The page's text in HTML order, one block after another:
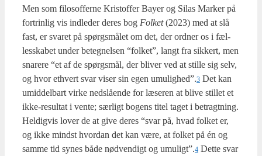
Men som filo­sof­fer­ne Kri­stof­fer Bay­er og Silas Mar­ker på
for­trin­lig vis ind­le­der deres bog Fol­ket(2023) med at slå
fast, er sva­ret på spørgs­må­let om det, der ord­ner os i fæl­
les­ska­bet under beteg­nel­sen “fol­ket”, langt fra sik­kert, men
sna­re­re “et af de spørgs­mål, der bli­ver ved at stil­le sig selv,
og hvor ethvert svar viser sin egen umulighed”.3 Det kan
umid­del­bart vir­ke ned­slå­en­de for læse­ren at bli­ve stil­let et
ikke-resul­tat i ven­te; sær­ligt bogens titel taget i betragt­ning.
Hel­dig­vis lover de at give deres “svar på, hvad fol­ket er,
og ikke mindst hvor­dan det kan være, at fol­ket på én og
sam­me tid synes både nød­ven­digt og umuligt”.4 Det­te svar